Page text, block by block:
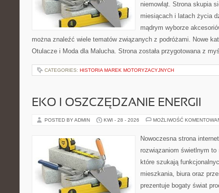
niemowląt. Strona skupia
miesiącach i latach życia
mądrym wyborze
można znaleźć wiele tematów związanych z podróżami. Nowe
Otulacze i Moda dla Malucha. Strona została przygotowana z
CATEGORIES: HISTORIA MAREK MOTORYZACYJNYCH
EKO I OSZCZĘDZANIE ENERGII
POSTED BY ADMIN KWI - 28 - 2026 MOŻLIWOŚĆ
Nowoczesna strona
rozwiązaniom świetlnym
które szukają
mieszkania, biura oraz
prezentuje bogaty świat